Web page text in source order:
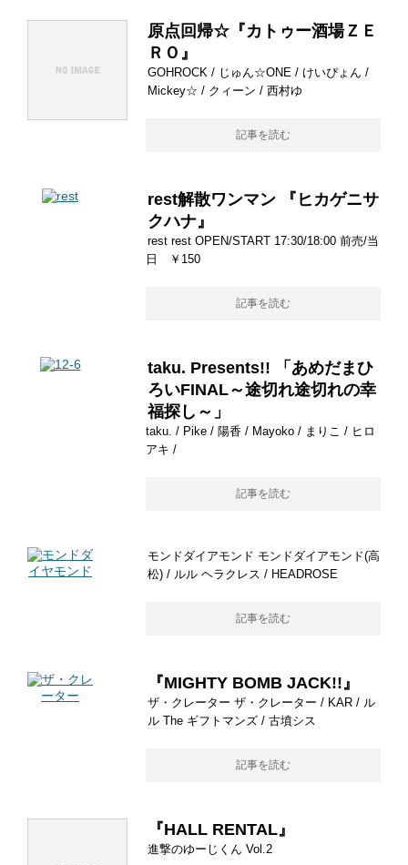
原点回帰☆『カトゥー酒場ＺＥ
ＲＯ』
GOHROCK / じゅん☆ONE / けいぴょん /
Mickey☆ / クィーン / 西村ゆ
記事を読む
rest解散ワンマン 『ヒカゲニサ
クハナ』
rest rest OPEN/START 17:30/18:00 前売/当
日 ￥150
記事を読む
taku. Presents!! 「あめだまひ
ろいFINAL～途切れ途切れの幸
福探し～」
taku. / Pike / 陽香 / Mayoko / まりこ / ヒロ
アキ /
記事を読む
モンドダイアモンド モンドダイアモンド(高
松) / ルル ヘラクレス / HEADROSE
記事を読む
『MIGHTY BOMB JACK!!』
ザ・クレーター ザ・クレーター / KAR / ル
ル The ギフトマンズ / 古墳シス
記事を読む
『HALL RENTAL』
進撃のゆーじくん Vol.2